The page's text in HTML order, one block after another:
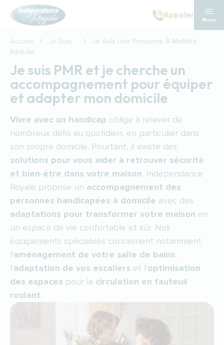
Aller au contenu principal
Appeler
Menu
Accueil Je Suis...
Je Suis Une Personne À Mobilité
Réduite
Je suis PMR et je cherche un
accompagnement pour équiper
et adapter mon domicile
Vivre avec un handicap oblige à relever de
nombreux défis au quotidien, en particulier dans
son propre domicile. Pourtant, il existe des
solutions pour vous aider à retrouver sécurité
et bien-être dans votre maison. Indépendance
Royale propose un accompagnement des
personnes handicapées à domicile avec des
adaptations pour transformer votre maison en
un espace de vie confortable et sûr. Nos
équipements spécialisés concernent notamment
l'aménagement de votre salle de bains,
l'adaptation de vos escaliers et l'optimisation
des espaces pour la circulation en fauteuil
roulant.